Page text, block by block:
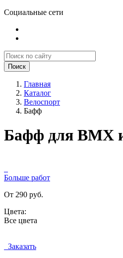
Социальные сети
Поиск
Главная
Каталог
Велоспорт
Бафф
Бафф для BMX
Больше работ
От 290 руб.
Цвета:
Все цвета
Заказать